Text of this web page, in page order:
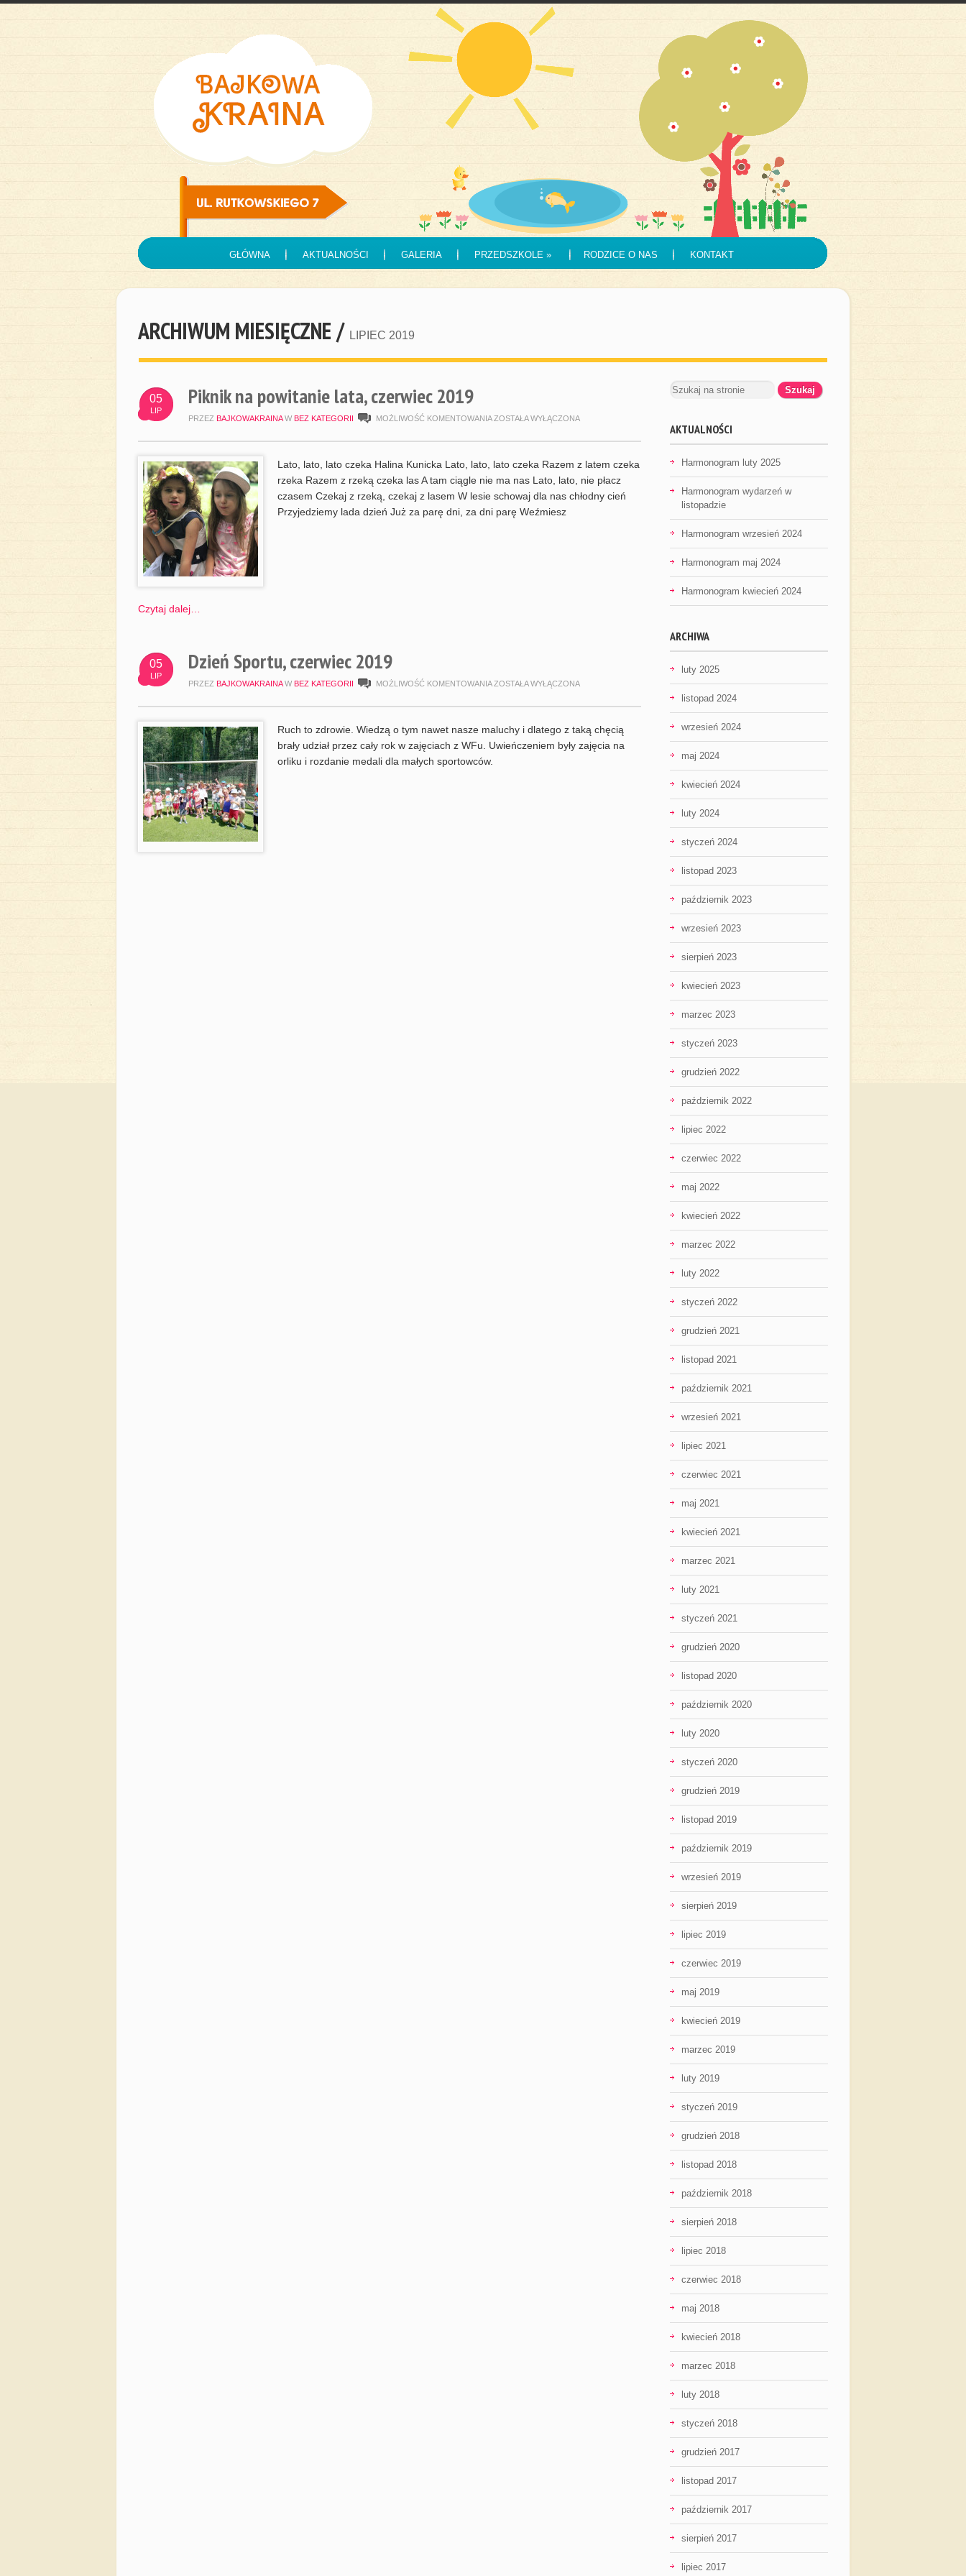
GŁÓWNA AKTUALNOŚCI GALERIA PRZEDSZKOLE» RODZICE O NAS KONTAKT
ARCHIWUM MIESIĘCZNE / LIPIEC 2019
05
LIP
Piknik na powitanie lata, czerwiec 2019
PRZEZ BAJKOWAKRAINA W BEZ KATEGORII MOŻLIWOŚĆ KOMENTOWANIA PIKNIK
LATA,
CZERWIEC
2019
ZOSTAŁA WYŁĄCZONA
Lato, lato, lato czeka Halina Kunicka Lato, lato, lato czeka Razem z latem czeka
rzeka Razem z rzeką czeka las A tam ciągle nie ma nas Lato, lato, nie płacz
czasem Czekaj z rzeką, czekaj z lasem W lesie schowaj dla nas chłodny cień
Przyjedziemy lada dzień Już za parę dni, za dni parę Weźmiesz
Czytaj dalej…
05
LIP
Dzień Sportu, czerwiec 2019
PRZEZ BAJKOWAKRAINA W BEZ KATEGORII MOŻLIWOŚĆ KOMENTOWANIA DZIEŃ
2019
ZOSTAŁA WYŁĄCZONA
Ruch to zdrowie. Wiedzą o tym nawet nasze maluchy i dlatego z taką chęcią
brały udział przez cały rok w zajęciach z WFu. Uwieńczeniem były zajęcia na
orliku i rozdanie medali dla małych sportowców.
AKTUALNOŚCI
Harmonogram luty 2025
Harmonogram wydarzeń w
listopadzie
Harmonogram wrzesień 2024
Harmonogram maj 2024
Harmonogram kwiecień 2024
ARCHIWA
luty 2025
listopad 2024
wrzesień 2024
maj 2024
kwiecień 2024
luty 2024
styczeń 2024
listopad 2023
październik 2023
wrzesień 2023
sierpień 2023
kwiecień 2023
marzec 2023
styczeń 2023
grudzień 2022
październik 2022
lipiec 2022
czerwiec 2022
maj 2022
kwiecień 2022
marzec 2022
luty 2022
styczeń 2022
grudzień 2021
listopad 2021
październik 2021
wrzesień 2021
lipiec 2021
czerwiec 2021
maj 2021
kwiecień 2021
marzec 2021
luty 2021
styczeń 2021
grudzień 2020
listopad 2020
październik 2020
luty 2020
styczeń 2020
grudzień 2019
listopad 2019
październik 2019
wrzesień 2019
sierpień 2019
lipiec 2019
czerwiec 2019
maj 2019
kwiecień 2019
marzec 2019
luty 2019
styczeń 2019
grudzień 2018
listopad 2018
październik 2018
sierpień 2018
lipiec 2018
czerwiec 2018
maj 2018
kwiecień 2018
marzec 2018
luty 2018
styczeń 2018
grudzień 2017
listopad 2017
październik 2017
sierpień 2017
lipiec 2017